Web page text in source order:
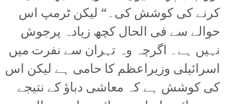
کرنے کی کوشش کی۔“ لیکن ٹرمپ اس
حوالے سے فی الحال کچھ زیادہ پرجوش
نہیں ہے۔ اگرچہ وہ تہران سے نفرت میں
اسرائیلی وزیراعظم کا حامی ہے لیکن اس
کی کوشش ہے کہ معاشی دباؤ کے نتیجے